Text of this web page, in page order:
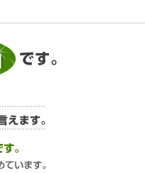
れによる個人情報の取